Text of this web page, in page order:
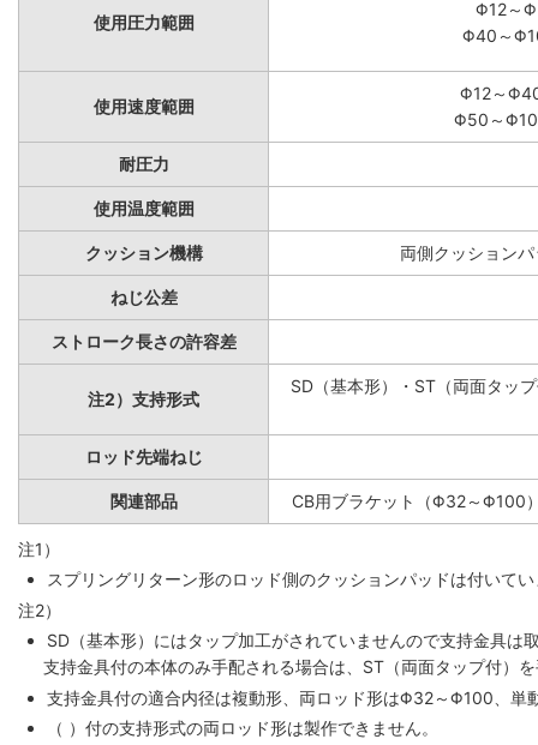
使用圧力範囲
Φ12～
Φ40～
使用速度範囲
Φ12～
Φ50～
耐圧力
使用温度範囲
クッション機構 両側クッション
ねじ公差
ストローク長さの許容差
注2）支持形式
SD（基本形）・ST（両面タッ
ロッド先端ねじ
関連部品 CB用ブラケット（Φ32～Φ100
注1）
スプリングリターン形のロッド側のクッションパッドは付い
注2）
SD（基本形）にはタップ加工がされていませんので支持金具は
支持金具付の本体のみ手配される場合は、ST（両面タップ付）
支持金具付の適合内径は複動形、両ロッド形はΦ32～Φ100、
（ ）付の支持形式の両ロッド形は製作できません。